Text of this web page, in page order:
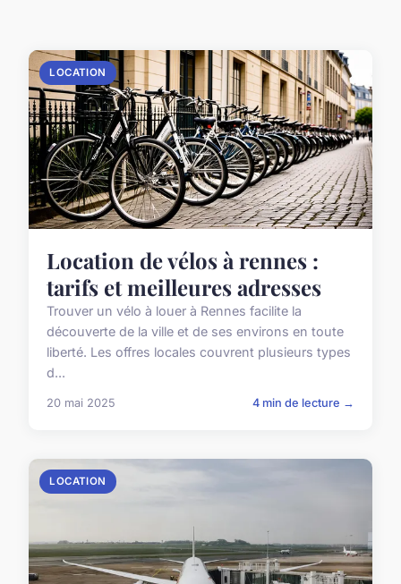
LOCATION
Location de vélos à rennes :
tarifs et meilleures adresses
Trouver un vélo à louer à Rennes facilite la
découverte de la ville et de ses environs en toute
liberté. Les offres locales couvrent plusieurs types
d...
20 mai 2025 4 min de lecture →
LOCATION